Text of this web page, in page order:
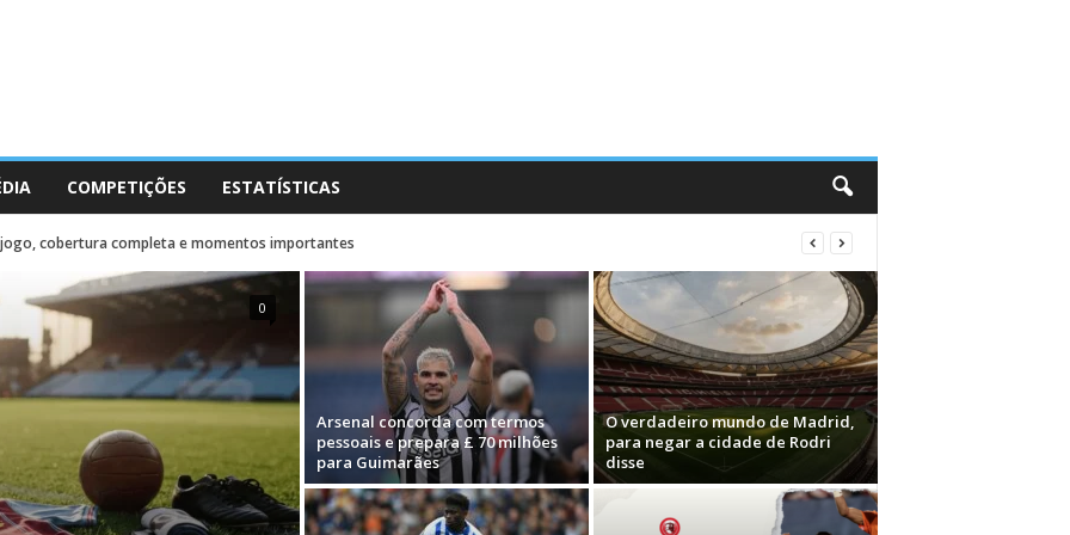
COMPETIÇÕES ESTATÍSTICAS
cobertura completa e momentos importantes
0
Arsenal concorda com termos
pessoais e prepara £ 70 milhões
para Guimarães
O verdadeiro mundo de Madrid,
para negar a cidade de Rodri
disse